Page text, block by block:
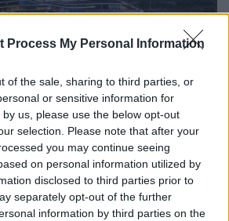
Process My Personal Information
of the sale, sharing to third parties, or
or sensitive information for
us, please use the below opt-out
selection. Please note that after your
you may continue seeing
on personal information utilized by
disclosed to third parties prior to
separately opt-out of the further
information by third parties on the
okozott a Mol – 2022
ilyet
az olajcég.